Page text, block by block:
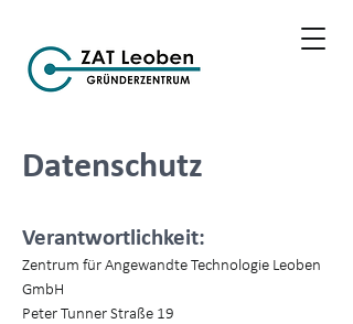
Datenschutz
Verantwortlichkeit:
Zentrum für Angewandte Technologie Leoben
GmbH
Peter Tunner Straße 19